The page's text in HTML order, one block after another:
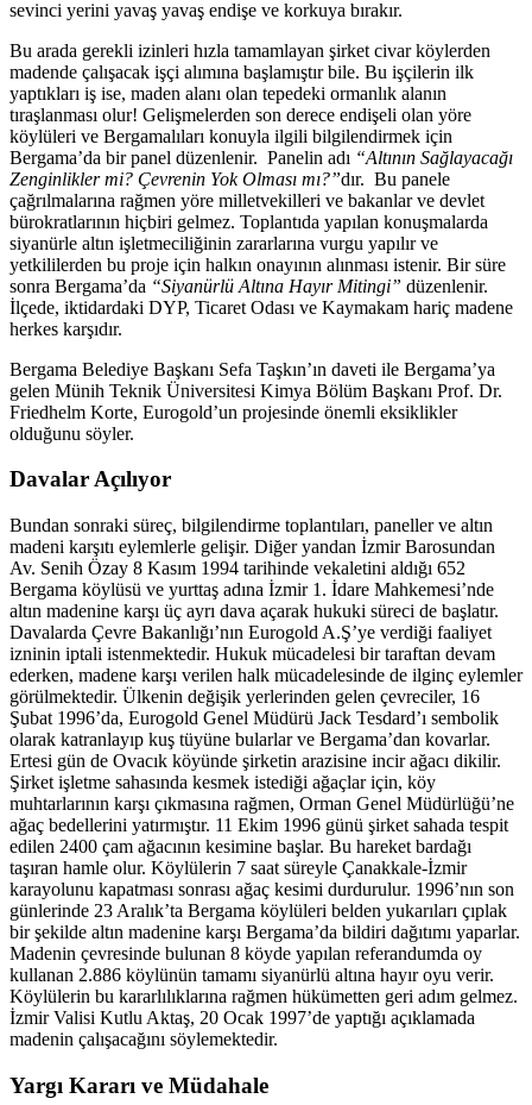
sevinci yerini yavaş yavaş endişe ve korkuya bırakır.
Bu arada gerekli izinleri hızla tamamlayan şirket civar köylerden
madende çalışacak işçi alımına başlamıştır bile. Bu işçilerin ilk
yaptıkları iş ise, maden alanı olan tepedeki ormanlık alanın
tıraşlanması olur! Gelişmelerden son derece endişeli olan yöre
köylüleri ve Bergamalıları konuyla ilgili bilgilendirmek için
Bergama’da bir panel düzenlenir. Panelin adı “Altının Sağlayacağı
Zenginlikler mi? Çevrenin Yok Olması mı?”dır. Bu panele
çağrılmalarına rağmen yöre milletvekilleri ve bakanlar ve devlet
bürokratlarının hiçbiri gelmez. Toplantıda yapılan konuşmalarda
siyanürle altın işletmeciliğinin zararlarına vurgu yapılır ve
yetkililerden bu proje için halkın onayının alınması istenir. Bir süre
sonra Bergama’da “Siyanürlü Altına Hayır Mitingi” düzenlenir.
İlçede, iktidardaki DYP, Ticaret Odası ve Kaymakam hariç madene
herkes karşıdır.
Bergama Belediye Başkanı Sefa Taşkın’ın daveti ile Bergama’ya
gelen Münih Teknik Üniversitesi Kimya Bölüm Başkanı Prof. Dr.
Friedhelm Korte, Eurogold’un projesinde önemli eksiklikler
olduğunu söyler.
Davalar Açılıyor
Bundan sonraki süreç, bilgilendirme toplantıları, paneller ve altın
madeni karşıtı eylemlerle gelişir. Diğer yandan İzmir Barosundan
Av. Senih Özay 8 Kasım 1994 tarihinde vekaletini aldığı 652
Bergama köylüsü ve yurttaş adına İzmir 1. İdare Mahkemesi’nde
altın madenine karşı üç ayrı dava açarak hukuki süreci de başlatır.
Davalarda Çevre Bakanlığı’nın Eurogold A.Ş’ye verdiği faaliyet
izninin iptali istenmektedir. Hukuk mücadelesi bir taraftan devam
ederken, madene karşı verilen halk mücadelesinde de ilginç eylemler
görülmektedir. Ülkenin değişik yerlerinden gelen çevreciler, 16
Şubat 1996’da, Eurogold Genel Müdürü Jack Tesdard’ı sembolik
olarak katranlayıp kuş tüyüne bularlar ve Bergama’dan kovarlar.
Ertesi gün de Ovacık köyünde şirketin arazisine incir ağacı dikilir.
Şirket işletme sahasında kesmek istediği ağaçlar için, köy
muhtarlarının karşı çıkmasına rağmen, Orman Genel Müdürlüğü’ne
ağaç bedellerini yatırmıştır. 11 Ekim 1996 günü şirket sahada tespit
edilen 2400 çam ağacının kesimine başlar. Bu hareket bardağı
taşıran hamle olur. Köylülerin 7 saat süreyle Çanakkale-İzmir
karayolunu kapatması sonrası ağaç kesimi durdurulur. 1996’nın son
günlerinde 23 Aralık’ta Bergama köylüleri belden yukarıları çıplak
bir şekilde altın madenine karşı Bergama’da bildiri dağıtımı yaparlar.
Madenin çevresinde bulunan 8 köyde yapılan referandumda oy
kullanan 2.886 köylünün tamamı siyanürlü altına hayır oyu verir.
Köylülerin bu kararlılıklarına rağmen hükümetten geri adım gelmez.
İzmir Valisi Kutlu Aktaş, 20 Ocak 1997’de yaptığı açıklamada
madenin çalışacağını söylemektedir.
Yargı Kararı ve Müdahale